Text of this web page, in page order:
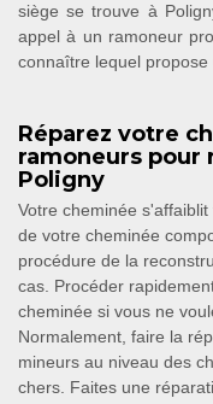
siège se trouve à
appel à un ramoneur
connaître lequel propose
Réparez votre
ramoneurs pour
Poligny
Votre cheminée
de votre cheminée
procédure de la
cas. Procéder
cheminée si vous ne
Normalement, faire la
mineurs au niveau des
chers. Faites une